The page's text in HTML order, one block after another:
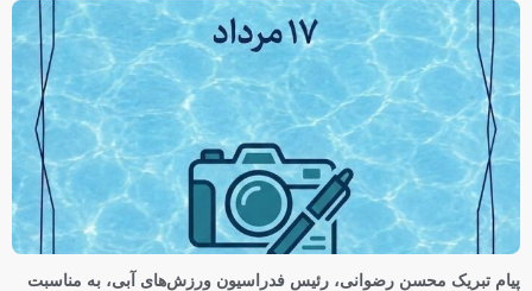
پیام تبریک محسن رضوانی، رئیس فدراسیون ورزش‌های آبی، به مناسبت